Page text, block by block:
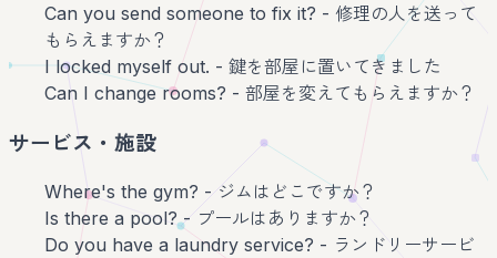
Can you send someone to fix it? - 修理の人を送って
もらえますか？
I locked myself out. - 鍵を部屋に置いてきました
Can I change rooms? - 部屋を変えてもらえますか？
サービス・施設
Where's the gym? - ジムはどこですか？
Is there a pool? - プールはありますか？
Do you have a laundry service? - ランドリーサービ